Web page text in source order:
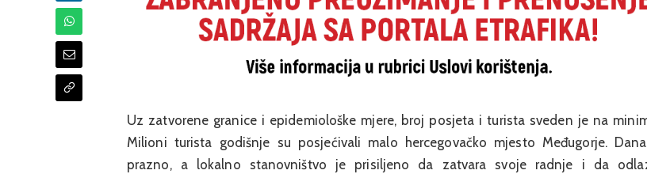
Uz zatvorene granice i epidemiološke mjere, broj posjeta i turista sveden je na
Milioni turista godišnje su posjećivali malo hercegovačko mjesto Međugorje.
prazno, a lokalno stanovništvo je prisiljeno da zatvara svoje radnje i da